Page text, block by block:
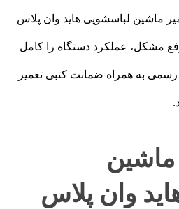
ماشین لباسشویی هاید وان پلاس
مشکل، عملکرد دستگاه را کامل
به همراه ضمانت کتبی تعمیر
ماشین
وان پلاس